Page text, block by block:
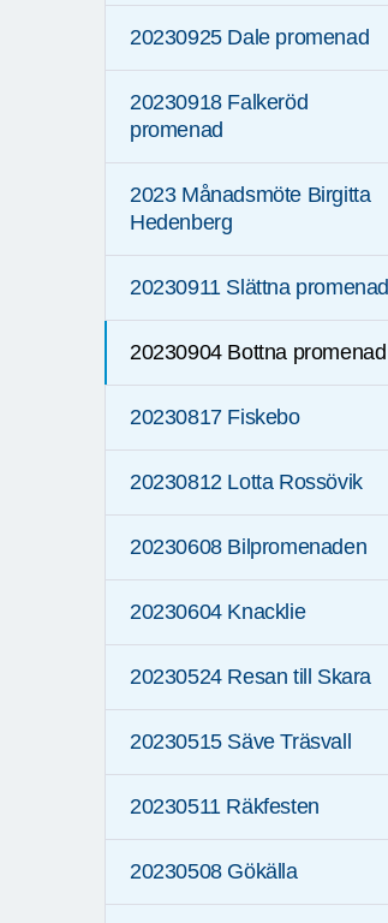
20230925 Dale promenad
20230918 Falkeröd
promenad
2023 Månadsmöte Birgitta
Hedenberg
20230911 Slättna promenad
20230904 Bottna promenad
20230817 Fiskebo
20230812 Lotta Rossövik
20230608 Bilpromenaden
20230604 Knacklie
20230524 Resan till Skara
20230515 Säve Träsvall
20230511 Räkfesten
20230508 Gökälla